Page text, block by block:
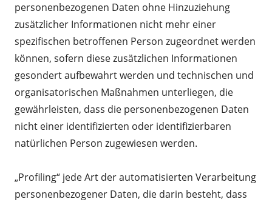
personenbezogenen Daten ohne Hinzuziehung
zusätzlicher Informationen nicht mehr einer
spezifischen betroffenen Person zugeordnet werden
können, sofern diese zusätzlichen Informationen
gesondert aufbewahrt werden und technischen und
organisatorischen Maßnahmen unterliegen, die
gewährleisten, dass die personenbezogenen Daten
nicht einer identifizierten oder identifizierbaren
natürlichen Person zugewiesen werden.
„Profiling“ jede Art der automatisierten Verarbeitung
personenbezogener Daten, die darin besteht, dass